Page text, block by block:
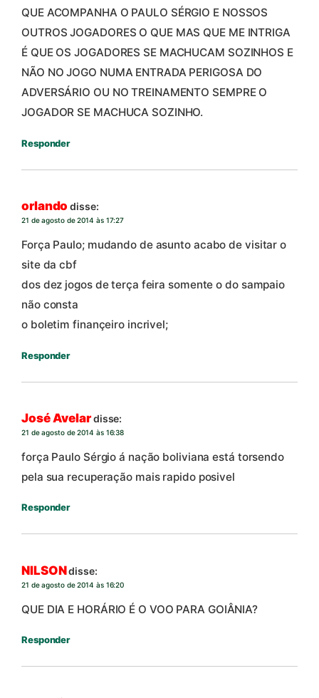
QUE ACOMPANHA O PAULO SÉRGIO E NOSSOS
OUTROS JOGADORES O QUE MAS QUE ME INTRIGA
É QUE OS JOGADORES SE MACHUCAM SOZINHOS E
NÃO NO JOGO NUMA ENTRADA PERIGOSA DO
ADVERSÁRIO OU NO TREINAMENTO SEMPRE O
JOGADOR SE MACHUCA SOZINHO.
Responder
orlando disse:
21 de agosto de 2014 às 17:27
Força Paulo; mudando de asunto acabo de visitar o
site da cbf
dos dez jogos de terça feira somente o do sampaio
não consta
o boletim finançeiro incrivel;
Responder
José Avelardisse:
21 de agosto de 2014 às 16:38
força Paulo Sérgio á nação boliviana está torsendo
pela sua recuperação mais rapido posivel
Responder
NILSONdisse:
21 de agosto de 2014 às 16:20
QUE DIA E HORÁRIO É O VOO PARA GOIÂNIA?
Responder